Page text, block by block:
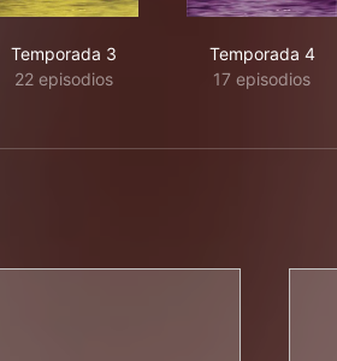
Temporada 3
22 episodios
Temporada 4
17 episodios